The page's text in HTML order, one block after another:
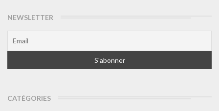
NEWSLETTER
CATÉGORIES